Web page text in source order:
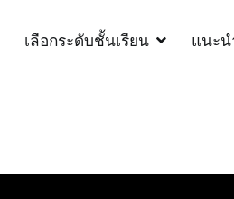
เลือกระดับชั้นเรียน แนะน